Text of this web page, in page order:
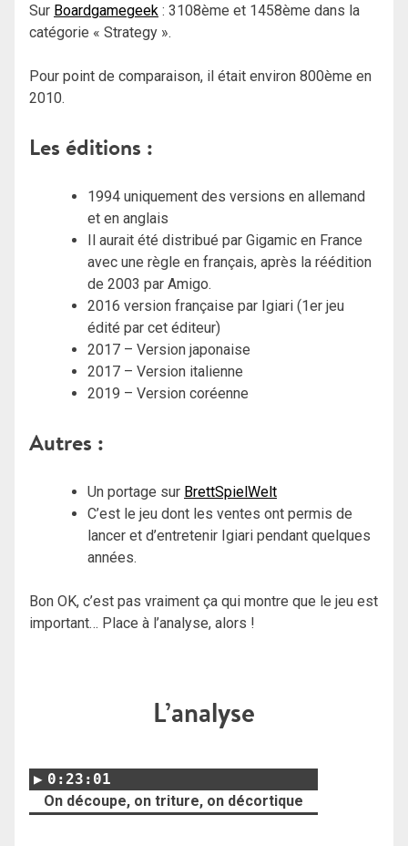
Sur Boardgamegeek : 3108ème et 1458ème dans la
catégorie « Strategy ».
Pour point de comparaison, il était environ 800ème en
2010.
Les éditions :
1994 uniquement des versions en allemand
et en anglais
Il aurait été distribué par Gigamic en France
avec une règle en français, après la réédition
de 2003 par Amigo.
2016 version française par Igiari (1er jeu
édité par cet éditeur)
2017 – Version japonaise
2017 – Version italienne
2019 – Version coréenne
Autres :
Un portage sur BrettSpielWelt
C’est le jeu dont les ventes ont permis de
lancer et d’entretenir Igiari pendant quelques
années.
Bon OK, c’est pas vraiment ça qui montre que le jeu est
important… Place à l’analyse, alors !
L’analyse
0:23:01
On découpe, on triture, on décortique